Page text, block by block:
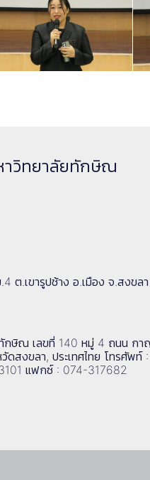
วิทยาลัยทักษิณ
ต.เขารูปช้าง อ.เมือง จ.สงขลา
กษิณ เลขที่ 140 หมู่ 4 ถนน ก
ดสงขลา, ประเทศไทย โทรศัพท์
แฟกซ์ : 074-317682